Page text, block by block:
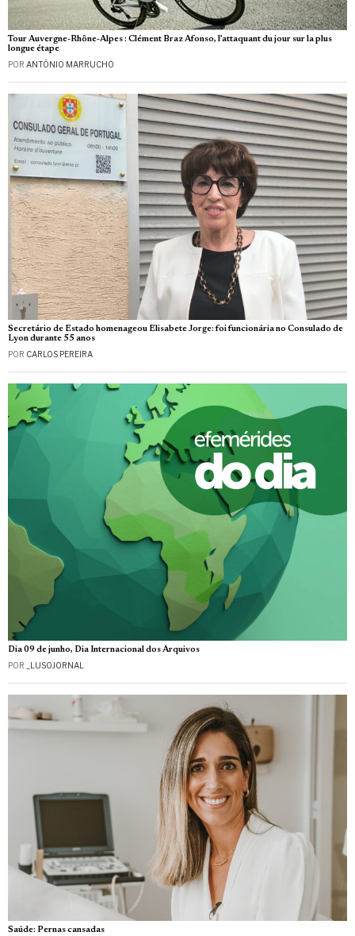
Tour Auvergne-Rhône-Alpes : Clément Braz Afonso, l’attaquant du jour sur la plus
longue étape
POR ANTÓNIO MARRUCHO
Secretário de Estado homenageou Elisabete Jorge: foi funcionária no Consulado de
Lyon durante 55 anos
POR CARLOS PEREIRA
Dia 09 de junho, Dia Internacional dos Arquivos
POR _LUSOJORNAL
Saúde: Pernas cansadas